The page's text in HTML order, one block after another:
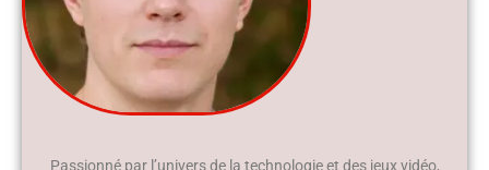
Passionné par l’univers de la technologie et des jeux vidéo,